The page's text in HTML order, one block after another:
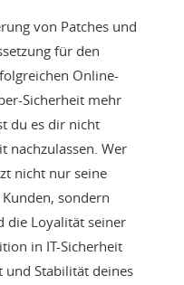
von Patches und
für den
Online-
Sicherheit mehr
du es dir nicht
nachzulassen. Wer
nicht nur seine
sondern
die Loyalität seiner
in IT-Sicherheit
Stabilität deines